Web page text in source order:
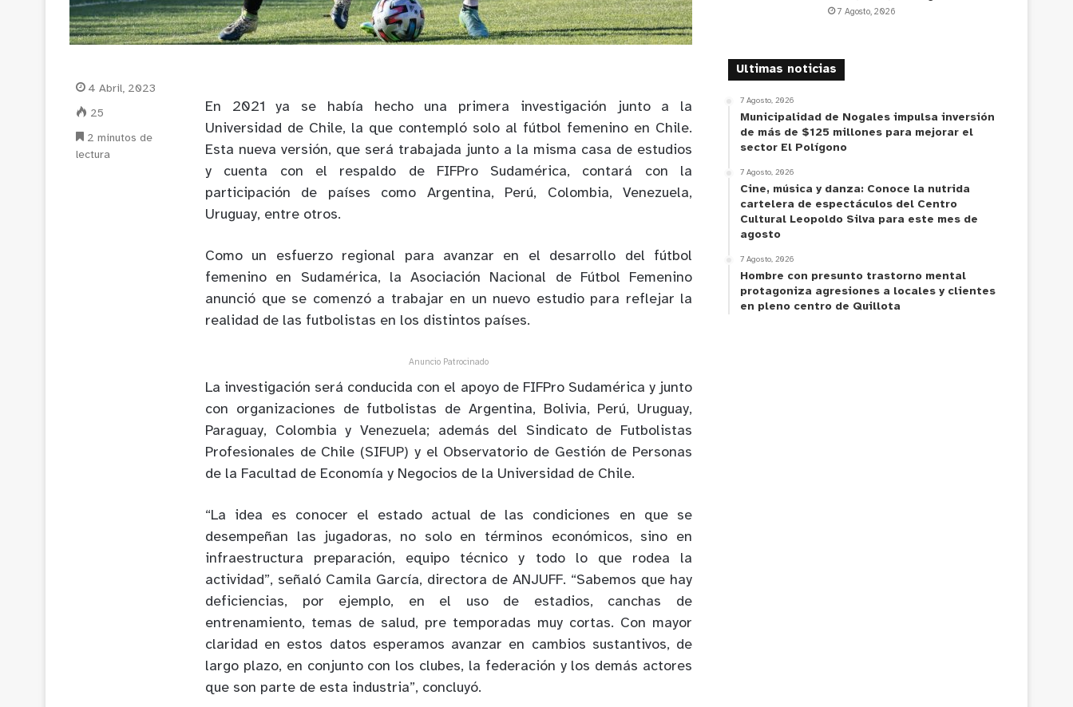
En 2021 ya se había hecho una primera investigación junto a la
Universidad de Chile, la que contempló solo al fútbol femenino en Chile.
Esta nueva versión, que será trabajada junto a la misma casa de estudios
y cuenta con el respaldo de FIFPro Sudamérica, contará con la
participación de países como Argentina, Perú, Colombia, Venezuela,
Uruguay, entre otros.
Como un esfuerzo regional para avanzar en el desarrollo del fútbol
femenino en Sudamérica, la Asociación Nacional de Fútbol Femenino
anunció que se comenzó a trabajar en un nuevo estudio para reflejar la
realidad de las futbolistas en los distintos países.
Anuncio Patrocinado
La investigación será conducida con el apoyo de FIFPro Sudamérica y junto
con organizaciones de futbolistas de Argentina, Bolivia, Perú, Uruguay,
Paraguay, Colombia y Venezuela; además del Sindicato de Futbolistas
Profesionales de Chile (SIFUP) y el Observatorio de Gestión de Personas
de la Facultad de Economía y Negocios de la Universidad de Chile.
“La idea es conocer el estado actual de las condiciones en que se
desempeñan las jugadoras, no solo en términos económicos, sino en
infraestructura preparación, equipo técnico y todo lo que rodea la
actividad”, señaló Camila García, directora de ANJUFF. “Sabemos que hay
deficiencias, por ejemplo, en el uso de estadios, canchas de
entrenamiento, temas de salud, pre temporadas muy cortas. Con mayor
claridad en estos datos esperamos avanzar en cambios sustantivos, de
largo plazo, en conjunto con los clubes, la federación y los demás actores
que son parte de esta industria”, concluyó.
4 Abril, 2023
25
2 minutos de
lectura
7 Agosto, 2026
Ultimas noticias
7 Agosto, 2026
Municipalidad de Nogales impulsa inversión
de más de $125 millones para mejorar el
sector El Polígono
7 Agosto, 2026
Cine, música y danza: Conoce la nutrida
cartelera de espectáculos del Centro
Cultural Leopoldo Silva para este mes de
agosto
7 Agosto, 2026
Hombre con presunto trastorno mental
protagoniza agresiones a locales y clientes
en pleno centro de Quillota